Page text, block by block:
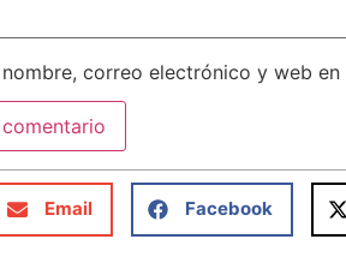
correo electrónico y web
Email Facebook